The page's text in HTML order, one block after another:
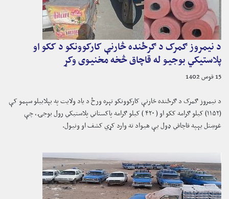
د نیمروز ګمرک د ګرځنده څارنې کارکوونکو د ککو او
پلاستیکي بوجیو له قاچاق څخه مخنیوی وکړ
15 قوس 1402
د نیمروز ګمرک د ګرځنده څارنې کارکوونکو تېره ورځ د یاد ولایت په بېلابیلو سېمو کې
(۱۱۵۲) کیلو ګرامه ککو او ( ۴۲۰ ) کیلو ګرامه پاکستاني پلاستیکي رول بوجۍ، چې
غوښتل یېپه قاچاقي ډول یې هیواد ته وارد کړي کشف او ونیول.